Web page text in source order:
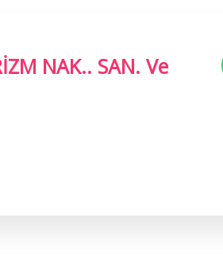
NAK.. SAN. Ve